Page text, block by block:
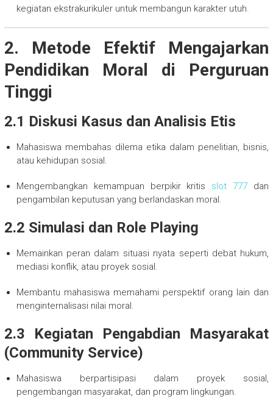
kegiatan ekstrakurikuler untuk membangun karakter utuh.
2. Metode Efektif Mengajarkan
Pendidikan Moral di Perguruan
Tinggi
2.1 Diskusi Kasus dan Analisis Etis
Mahasiswa membahas dilema etika dalam penelitian, bisnis,
atau kehidupan sosial.
Mengembangkan kemampuan berpikir kritis slot 777 dan
pengambilan keputusan yang berlandaskan moral.
2.2 Simulasi dan Role Playing
Memainkan peran dalam situasi nyata seperti debat hukum,
mediasi konflik, atau proyek sosial.
Membantu mahasiswa memahami perspektif orang lain dan
menginternalisasi nilai moral.
2.3 Kegiatan Pengabdian Masyarakat
(Community Service)
Mahasiswa berpartisipasi dalam proyek sosial,
pengembangan masyarakat, dan program lingkungan.